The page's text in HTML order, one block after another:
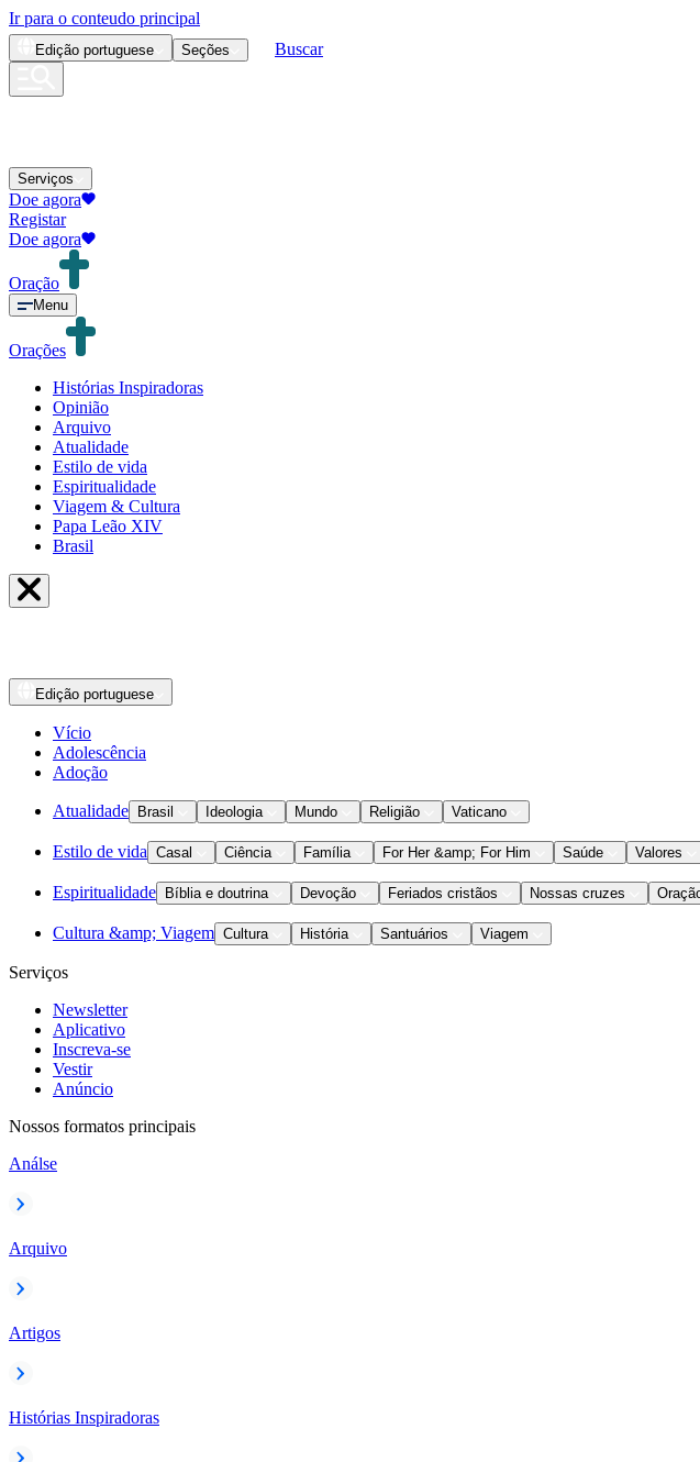
Ir para o conteudo principal
Edição portuguese Seções Buscar
Serviços
Doe agora
Registar
Doe agora
Oração
Menu
Orações
Histórias Inspiradoras
Opinião
Arquivo
Atualidade
Estilo de vida
Espiritualidade
Viagem & Cultura
Papa Leão XIV
Brasil
Edição portuguese
Vício
Adolescência
Adoção
Atualidade Brasil Ideologia Mundo Religião Vaticano
Estilo de vida Casal Ciência Família For Her &amp; For Him Saúde Valores
Espiritualidade Bíblia e doutrina Devoção Feriados cristãos Nossas cruzes
Cultura &amp; Viagem Cultura História Santuários Viagem
Serviços
Newsletter
Aplicativo
Inscreva-se
Vestir
Anúncio
Nossos formatos principais
Análse
Arquivo
Artigos
Histórias Inspiradoras